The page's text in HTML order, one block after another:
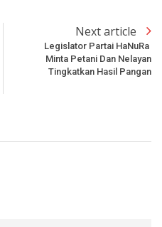
Next article
Legislator Partai HaNuRa
Minta Petani Dan Nelayan
Tingkatkan Hasil Pangan